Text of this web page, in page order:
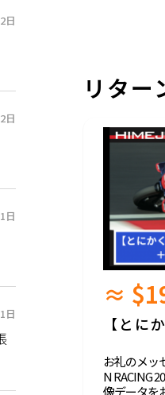
日
日
日
日
リター
≈
【とに
お礼のメッ
N RACING
像データを